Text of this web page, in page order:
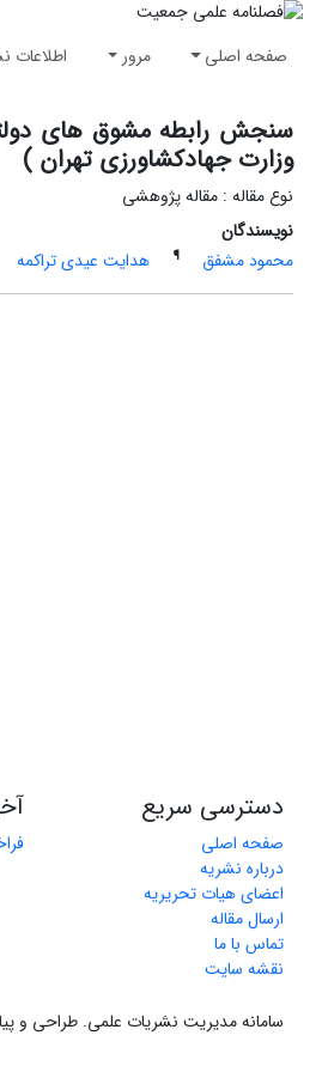
صفحه اصلی مرور اطلاعات
سنجش رابطه مشوق های
وزارت جهادکشاورزی تهران )
نوع مقاله : مقاله پژوهشی
نویسندگان
محمود مشفق
¶ هدایت عیدی تراکمه
دسترسی سریع
صفحه اصلی
درباره نشریه
اعضای هیات تحریریه
ارسال مقاله
تماس با ما
نقشه سایت
سامانه مدیریت نشریات علمی. طراحی و